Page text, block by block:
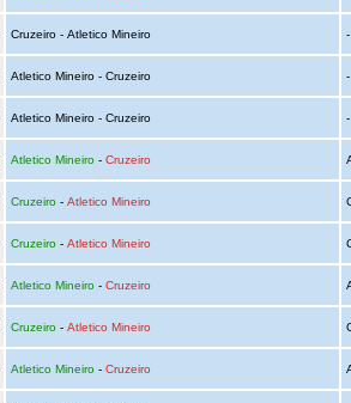
Cruzeiro - Atletico Mineiro -
Atletico Mineiro - Cruzeiro -
Atletico Mineiro - Cruzeiro -
Atletico Mineiro- Cruzeiro
Cruzeiro- Atletico Mineiro
Cruzeiro- Atletico Mineiro
Atletico Mineiro- Cruzeiro
Cruzeiro- Atletico Mineiro
Atletico Mineiro- Cruzeiro